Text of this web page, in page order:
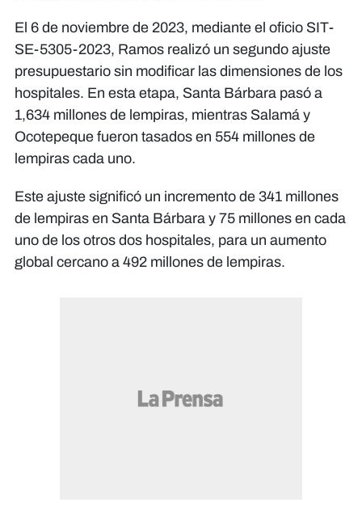
El 6 de noviembre de 2023, mediante el oficio SIT-
SE-5305-2023, Ramos realizó un segundo ajuste
presupuestario sin modificar las dimensiones de los
hospitales. En esta etapa, Santa Bárbara pasó a
1,634 millones de lempiras, mientras Salamá y
Ocotepeque fueron tasados en 554 millones de
lempiras cada uno.
Este ajuste significó un incremento de 341 millones
de lempiras en Santa Bárbara y 75 millones en cada
uno de los otros dos hospitales, para un aumento
global cercano a 492 millones de lempiras.